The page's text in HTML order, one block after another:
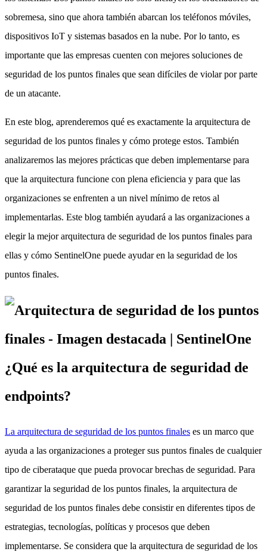
sobremesa, sino que ahora también abarcan los teléfonos móviles,
dispositivos IoT y sistemas basados en la nube. Por lo tanto, es
importante que las empresas cuenten con mejores soluciones de
seguridad de los puntos finales que sean difíciles de violar por parte
de un atacante.
En este blog, aprenderemos qué es exactamente la arquitectura de
seguridad de los puntos finales y cómo protege estos. También
analizaremos las mejores prácticas que deben implementarse para
que la arquitectura funcione con plena eficiencia y para que las
organizaciones se enfrenten a un nivel mínimo de retos al
implementarlas. Este blog también ayudará a las organizaciones a
elegir la mejor arquitectura de seguridad de los puntos finales para
ellas y cómo SentinelOne puede ayudar en la seguridad de los
puntos finales.
¿Qué es la arquitectura de seguridad de
endpoints?
La arquitectura de seguridad de los puntos finales es un marco que
ayuda a las organizaciones a proteger sus puntos finales de cualquier
tipo de ciberataque que pueda provocar brechas de seguridad. Para
garantizar la seguridad de los puntos finales, la arquitectura de
seguridad de los puntos finales debe consistir en diferentes tipos de
estrategias, tecnologías, políticas y procesos que deben
implementarse. Se considera que la arquitectura de seguridad de los